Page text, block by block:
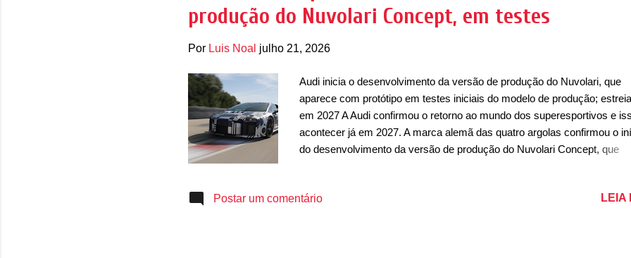
também parece estar com o mesmo acabamento. Na tampa do porta-
...
produção do Nuvolari Concept, em testes
Por Luis Noal julho 21, 2026
Audi inicia o desenvolvimento da versão de produção do Nuvolari, que
aparece com protótipo em testes iniciais do modelo de produção;
em 2027 A Audi confirmou o retorno ao mundo dos superesportivos e
acontecer já em 2027. A marca alemã das quatro argolas confirmou o
do desenvolvimento da versão de produção do Nuvolari Concept, que
retorno da Audi ao mundo dos superesportivos vai acontecer em tempo
Postar um comentário LEIA